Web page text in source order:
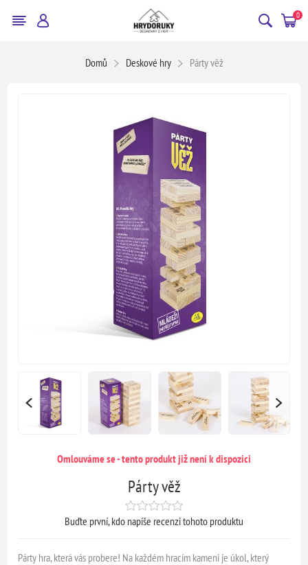
0
Domů Deskové hry Párty věž
Omlouváme se - tento produkt již není k dispozici
Párty věž
Buďte první, kdo napíše recenzi tohoto produktu
Párty hra, která vás probere! Na každém hracím kameni je úkol, který